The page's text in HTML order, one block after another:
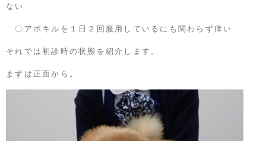
ない
〇アポキルを１日２回服用しているにも関わらず痒い
それでは初診時の状態を紹介します。
まずは正面から。